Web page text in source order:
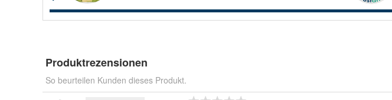
Produktrezensionen
So beurteilen Kunden dieses Produkt.